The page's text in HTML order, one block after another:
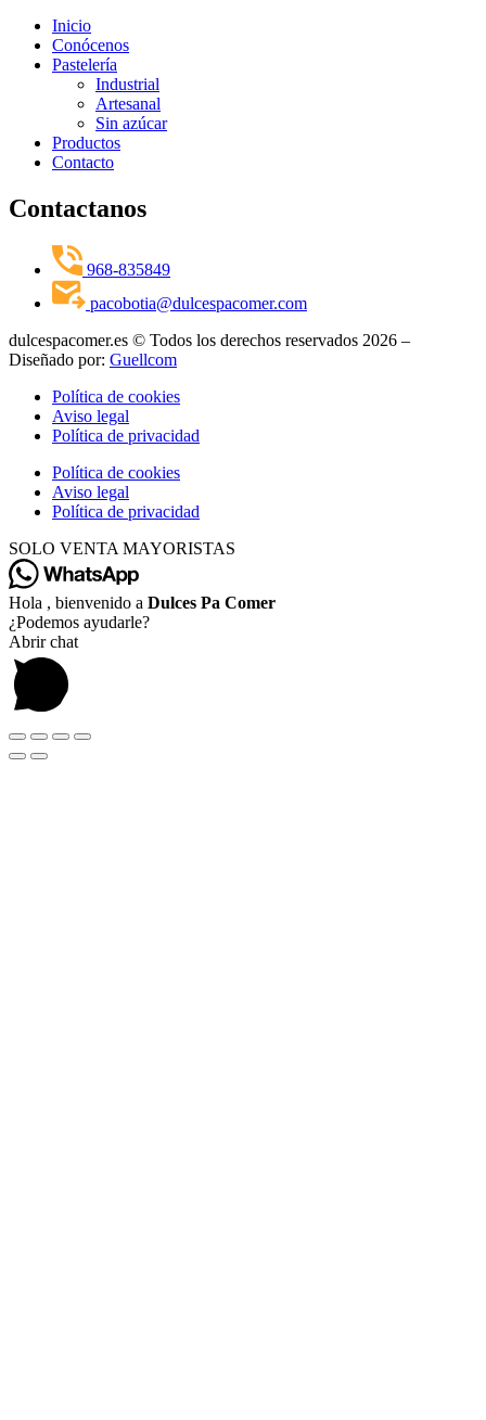
Inicio
Conócenos
Pastelería
Industrial
Artesanal
Sin azúcar
Productos
Contacto
Contactanos
968-835849
pacobotia@dulcespacomer.com
dulcespacomer.es © Todos los derechos reservados 2026 –
Diseñado por: Guellcom
Política de cookies
Aviso legal
Política de privacidad
Política de cookies
Aviso legal
Política de privacidad
SOLO VENTA MAYORISTAS
Hola , bienvenido a Dulces Pa Comer
¿Podemos ayudarle?
Abrir chat